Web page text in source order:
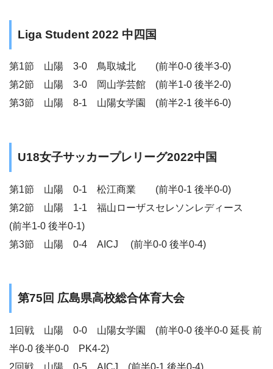
Liga Student 2022 中四国
第1節 山陽 3-0 鳥取城北 (前半0-0 後半3-0)
第2節 山陽 3-0 岡山学芸館 (前半1-0 後半2-0)
第3節 山陽 8-1 山陽女学園 (前半2-1 後半6-0)
U18女子サッカープレリーグ2022中国
第1節 山陽 0-1 松江商業 (前半0-1 後半0-0)
第2節 山陽 1-1 福山ローザスセレソンレディース
(前半1-0 後半0-1)
第3節 山陽 0-4 AICJ (前半0-0 後半0-4)
第75回 広島県高校総合体育大会
1回戦 山陽 0-0 山陽女学園 (前半0-0 後半0-0 延長 前
半0-0 後半0-0 PK4-2)
2回戦 山陽 0-5 AICJ (前半0-1 後半0-4)